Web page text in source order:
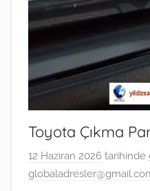
Toyota Çıkma
12 Haziran 2026 tarihinde